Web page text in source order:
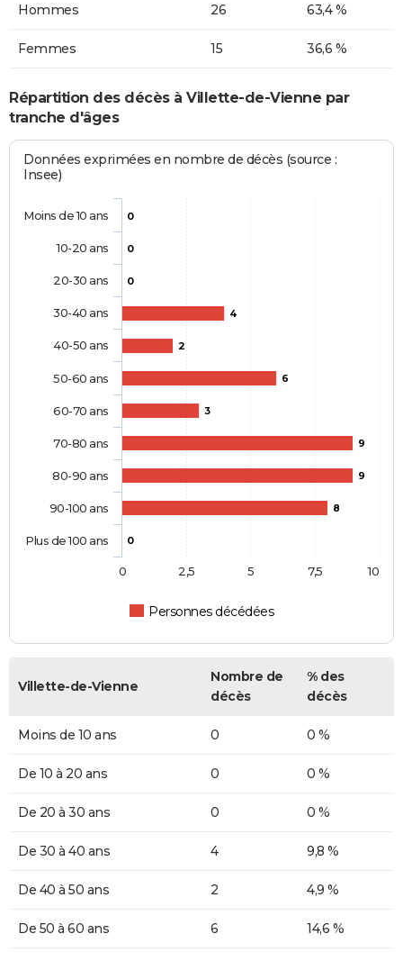
Hommes 26 63,4 %
Femmes 15 36,6 %
Répartition des décès à Villette-de-Vienne par
tranche d'âges
Données exprimées en nombre de décès (source :
Insee)
0
0
0
4
2
6
3
9
9
8
0
Personnes décédées
Moins de 10 ans
10-20 ans
20-30 ans
30-40 ans
40-50 ans
50-60 ans
60-70 ans
70-80 ans
80-90 ans
90-100 ans
Plus de 100 ans
0 10
2,5 5 7,5
Villette-de-Vienne
Nombre de
décès
% des
décès
Moins de 10 ans 0 0 %
De 10 à 20 ans 0 0 %
De 20 à 30 ans 0 0 %
De 30 à 40 ans 4 9,8 %
De 40 à 50 ans 2 4,9 %
De 50 à 60 ans 6 14,6 %